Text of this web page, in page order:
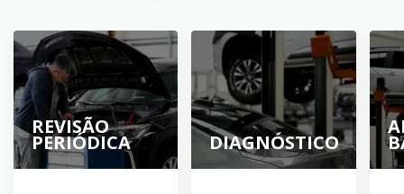
REVISÃO
PERIÓDICA DIAGNÓSTICO